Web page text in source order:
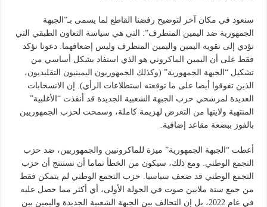
سنعود في مكان آخر لتوضيح رفضنا القاطع لما يسمى بـ”الجبهة
الجمهورية ضد اليمين المتطرف”: التي هي سياسة التعاون الطبقي التي
تؤدي إلى تقوية اليمين واليمين المتطرف وليس إضعافهما. دعونا نؤكد
فقط على أن اليمين الماكروني هو الذي استفاد بشكل أساسي من
تشكيل “الجبهة الجمهورية” (وكذلك الجمهوريون اليمينيون التقليديون،
الذين تفوقوا أيضا على ما توقعته استطلاعات الرأي). إن الانسحابات
العديدة لمرشحي حزب الجبهة الشعبية الجديدة قد أنقذت “الأغلبية”
المنتهية ولايتها من التعرض لهزيمة كاملة، وسمحت لحزب الجمهوريين
بالفوز ببضعة مقاعد إضافية.
أعطت “الجبهة الجمهورية” ميزة للماكرونيين والجمهوريين، ضد حزب
التجمع الوطني. ومع ذلك، سيكون من الخطأ تماما أن نستنتج أن حزب
التجمع الوطني قد ضعف سياسيا. حزب التجمع الوطني لم يتمكن فقط
من جمع ستة ملايين صوت في الجولة الأولى، أي أكثر مما حصل عليه
في عام 2022، بل إن التحالف بين الجبهة الشعبية الجديدة واليمين بين